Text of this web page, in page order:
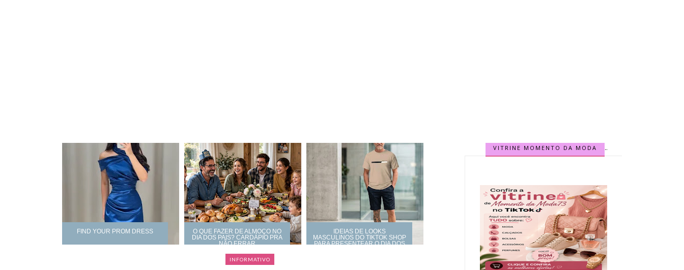
FIND YOUR PROM DRESS
O QUE FAZER DE ALMOÇO NO
DIA DOS PAIS? CARDÁPIO PRA
NÃO ERRAR
IDEIAS DE LOOKS
MASCULINOS DO TIKTOK SHOP
PARA PRESENTEAR O DIA DOS
INFORMATIVO
VITRINE MOMENTO DA MODA